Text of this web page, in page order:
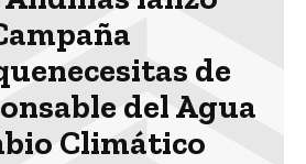
de
del Agua
Climático